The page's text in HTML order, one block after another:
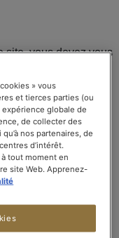
site, vous devez vous
des données
changement
à jour vos
dans les meilleurs
lors de votre
» vous
et tierces parties (ou
globale de
de collecter des
nos partenaires, de
d’intérêt.
tout moment en
site Web. Apprenez-